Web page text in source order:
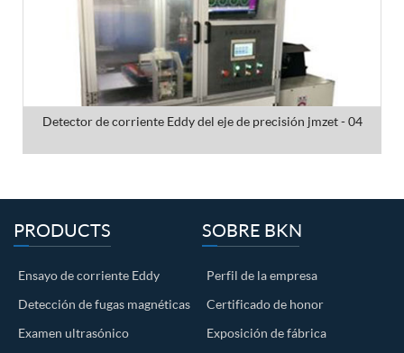
Detector de corriente Eddy del eje de precisión jmzet - 04
PRODUCTS
Ensayo de corriente Eddy
Detección de fugas magnéticas
Examen ultrasónico
SOBRE BKN
Perfil de la empresa
Certificado de honor
Exposición de fábrica